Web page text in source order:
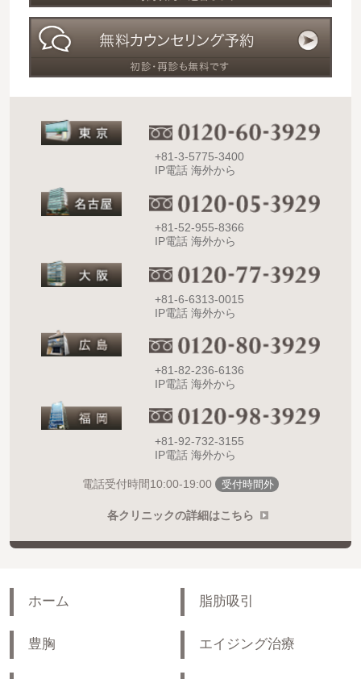
+81-3-5775-3400
IP電話 海外から
+81-52-955-8366
IP電話 海外から
+81-6-6313-0015
IP電話 海外から
+81-82-236-6136
IP電話 海外から
+81-92-732-3155
IP電話 海外から
電話受付時間10:00-19:00 受付時間外
各クリニックの詳細はこちら
ホーム 脂肪吸引
豊胸 エイジング治療